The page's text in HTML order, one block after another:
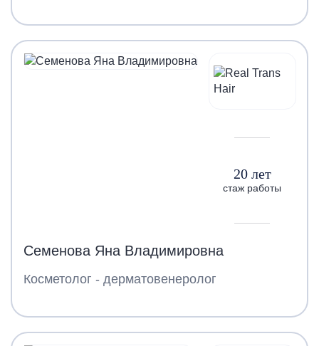
20 лет
стаж работы
Семенова Яна Владимировна
Косметолог - дерматовенеролог